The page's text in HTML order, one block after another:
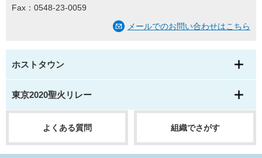
Fax：0548-23-0059
メールでのお問い合わせはこちら
ホストタウン
東京2020聖火リレー
よくある質問 組織でさがす